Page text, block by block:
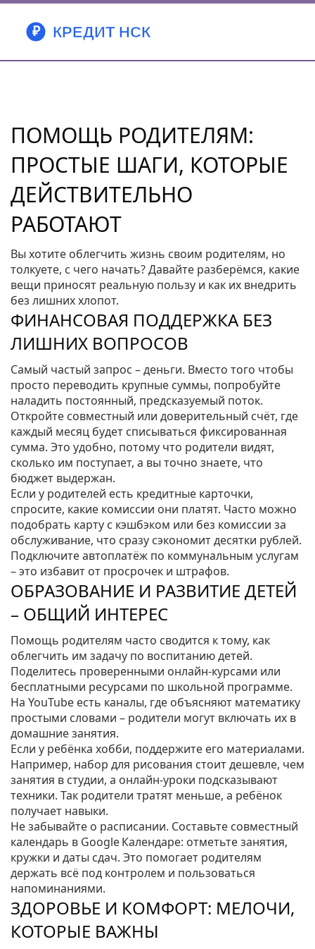
ПОМОЩЬ РОДИТЕЛЯМ:
ПРОСТЫЕ ШАГИ, КОТОРЫЕ
ДЕЙСТВИТЕЛЬНО
РАБОТАЮТ
Вы хотите облегчить жизнь своим родителям, но
толкуете, с чего начать? Давайте разберёмся, какие
вещи приносят реальную пользу и как их внедрить
без лишних хлопот.
ФИНАНСОВАЯ ПОДДЕРЖКА БЕЗ
ЛИШНИХ ВОПРОСОВ
Самый частый запрос – деньги. Вместо того чтобы
просто переводить крупные суммы, попробуйте
наладить постоянный, предсказуемый поток.
Откройте совместный или доверительный счёт, где
каждый месяц будет списываться фиксированная
сумма. Это удобно, потому что родители видят,
сколько им поступает, а вы точно знаете, что
бюджет выдержан.
Если у родителей есть кредитные карточки,
спросите, какие комиссии они платят. Часто можно
подобрать карту с кэшбэком или без комиссии за
обслуживание, что сразу сэкономит десятки рублей.
Подключите автоплатёж по коммунальным услугам
– это избавит от просрочек и штрафов.
ОБРАЗОВАНИЕ И РАЗВИТИЕ ДЕТЕЙ
– ОБЩИЙ ИНТЕРЕС
Помощь родителям часто сводится к тому, как
облегчить им задачу по воспитанию детей.
Поделитесь проверенными онлайн‑курсами или
бесплатными ресурсами по школьной программе.
На YouTube есть каналы, где объясняют математику
простыми словами – родители могут включать их в
домашние занятия.
Если у ребёнка хобби, поддержите его материалами.
Например, набор для рисования стоит дешевле, чем
занятия в студии, а онлайн‑уроки подсказывают
техники. Так родители тратят меньше, а ребёнок
получает навыки.
Не забывайте о расписании. Составьте совместный
календарь в Google Календаре: отметьте занятия,
кружки и даты сдач. Это помогает родителям
держать всё под контролем и пользоваться
напоминаниями.
ЗДОРОВЬЕ И КОМФОРТ: МЕЛОЧИ,
КОТОРЫЕ ВАЖНЫ